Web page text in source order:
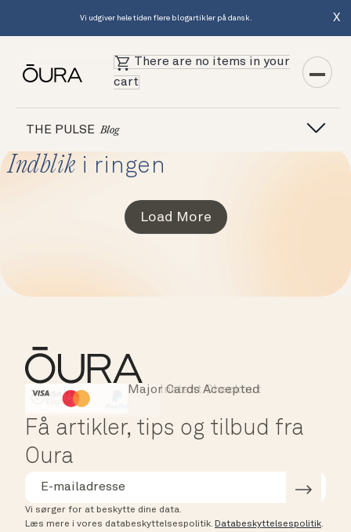
Vi udgiver hele tiden flere blogartikler på dansk. X
There are no items in your
cart
THE PULSE Blog
Indblik i ringen
Load More
HSA/FSA Eligible
Instant Checkout
Major Cards Accepted
Få artikler, tips og tilbud fra
Oura
Vi sørger for at beskytte dine data.
Læs mere i vores databeskyttelsespolitik. Databeskyttelsespolitik.